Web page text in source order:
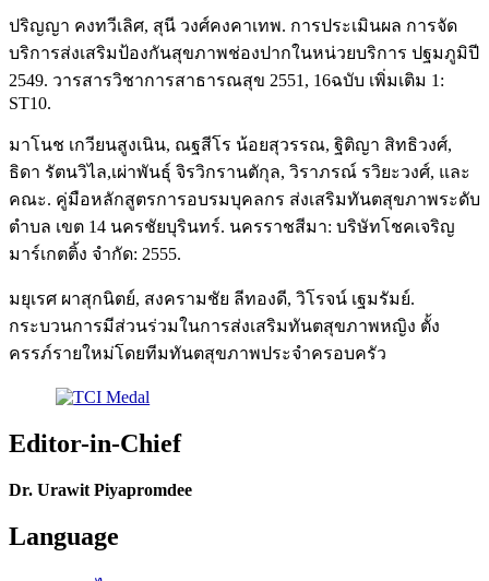
ปริญญา คงทวีเลิศ, สุนี วงศ์คงคาเทพ. การประเมินผล การจัด
บริการส่งเสริมป้องกันสุขภาพช่องปากในหน่วยบริการ ปฐมภูมิปี
2549. วารสารวิชาการสาธารณสุข 2551, 16ฉบับ เพิ่มเติม 1:
ST10.
มาโนช เกวียนสูงเนิน, ณฐสีโร น้อยสุวรรณ, ฐิติญา สิทธิวงศ์,
ธิดา รัตนวิไล,เผ่าพันธุ์ จิรวิกรานตักุล, วิราภรณ์ รวิยะวงศ์, และ
คณะ. คู่มือหลักสูตรการอบรมบุคลกร ส่งเสริมทันตสุขภาพระดับ
ตำบล เขต 14 นครชัยบุรินทร์. นครราชสีมา: บริษัทโชคเจริญ
มาร์เกตติ้ง จำกัด: 2555.
มยุเรศ ผาสุกนิตย์, สงครามชัย ลีทองดี, วิโรจน์ เฐมรัมย์.
กระบวนการมีส่วนร่วมในการส่งเสริมทันตสุขภาพหญิง ตั้ง
ครรภ์รายใหม่โดยทีมทันตสุขภาพประจำครอบครัว
Editor-in-Chief
Dr. Urawit Piyapromdee
Language